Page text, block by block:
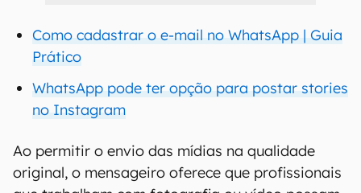
Como cadastrar o e-mail no WhatsApp | Guia
Prático
WhatsApp pode ter opção para postar stories
no Instagram
Ao permitir o envio das mídias na qualidade
original, o mensageiro oferece que profissionais